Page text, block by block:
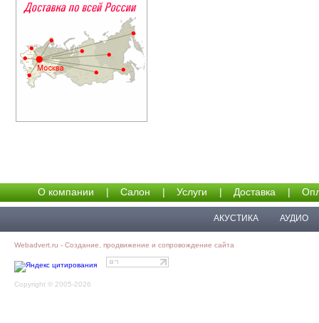
О компании | Салон | Услуги | Доставка |
АКУСТИКА АУДИО
Webadvert.ru - Создание, продвижение и сопровождение сайта
Copyright © 2005-2026